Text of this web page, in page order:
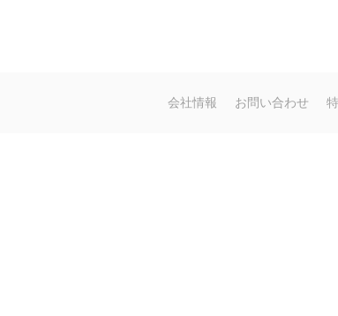
会社情報 お問い合わせ